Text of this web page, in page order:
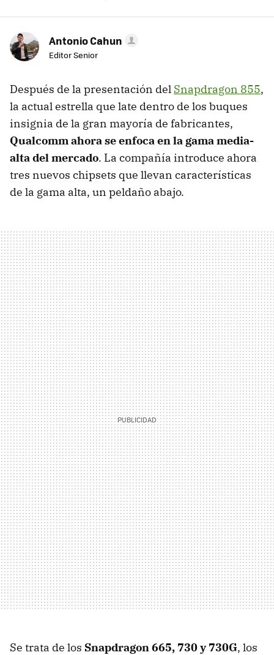
Antonio Cahun
Editor Senior
Después de la presentación del Snapdragon 855,
la actual estrella que late dentro de los buques
insignia de la gran mayoría de fabricantes,
Qualcomm ahora se enfoca en la gama media-
alta del mercado. La compañía introduce ahora
tres nuevos chipsets que llevan características
de la gama alta, un peldaño abajo.
Se trata de los Snapdragon 665, 730 y 730G, los